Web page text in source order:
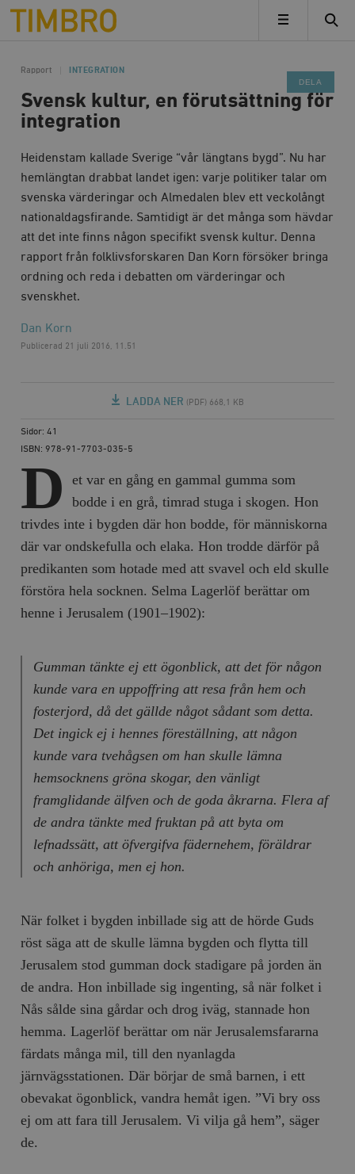
Timbro
MENY
Rapport INTEGRATION
Svensk kultur, en förut­sättning för
integration
Heidenstam kallade Sverige “vår längtans bygd”. Nu har
hemlängtan drabbat landet igen: varje politiker talar om
svenska värderingar och Almedalen blev ett veckolångt
nationaldagsfirande. Samtidigt är det många som hävdar
att det inte finns någon specifikt svensk kultur. Denna
rapport från folklivsforskaren Dan Korn försöker bringa
ordning och reda i debatten om värderingar och
svenskhet.
Dan Korn
Publicerad 21 juli 2016, 11.51
LADDA NER (PDF) 668,1 KB
Sidor: 41
ISBN: 978-91-7703-035-5
D
et var en gång en gammal gumma som
bodde i en grå, timrad stuga i skogen. Hon
trivdes inte i bygden där hon bodde, för människorna
där var ondskefulla och elaka. Hon trodde därför på
predikanten som hotade med att svavel och eld skulle
förstöra hela socknen. Selma Lagerlöf berättar om
henne iJerusalem (1901–1902):
Gumman tänkte ej ett ögonblick, att det för någon
kunde vara en uppoffring att resa från hem och
fosterjord, då det gällde något sådant som detta.
Det ingick ej i hennes föreställning, att någon
kunde vara tvehågsen om han skulle lämna
hemsocknens gröna skogar, den vänligt
framglidande älfven och de goda åkrarna. Flera af
de andra tänkte med fruktan på att byta om
lefnadssätt, att öfvergifva fädernehem, föräldrar
och anhöriga, men ej hon.
När folket i bygden inbillade sig att de hörde Guds
röst säga att de skulle lämna bygden och flytta till
Jerusalem stod gumman dock stadigare på jorden än
de andra. Hon inbillade sig ingenting, så när folket i
Nås sålde sina gårdar och drog iväg, stannade hon
hemma. Lagerlöf berättar om när Jerusalemsfararna
färdats många mil, till den nyanlagda
järnvägsstationen. Där börjar de små barnen, i ett
obevakat ögonblick, vandra hemåt igen. ”Vi bry oss
ej om att fara till Jerusalem. Vi vilja gå hem”, säger
de.
DELA